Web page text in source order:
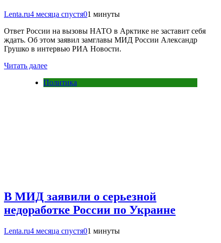
Lenta.ru4 месяца спустя01 минуты
Ответ России на вызовы НАТО в Арктике не заставит себя
ждать. Об этом заявил замглавы МИД России Александр
Грушко в интервью РИА Новости.
Читать далее
Политика
В МИД заявили о серьезной
недоработке России по Украине
Lenta.ru4 месяца спустя01 минуты